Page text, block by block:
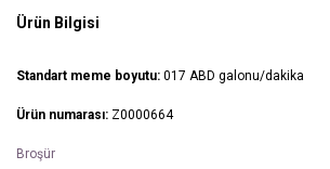
Ürün Bilgisi
Standart meme boyutu: 017 ABD galonu/dakika
Ürün numarası: Z0000664
Broşür